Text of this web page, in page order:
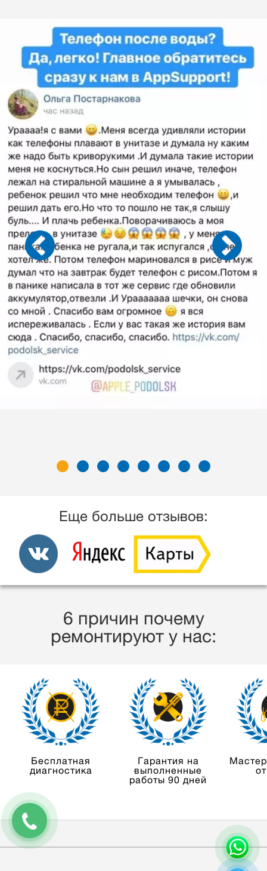
Еще больше отзывов:
6 причин почему
ремонтируют у нас:
Бесплатная
диагностика
Гарантия на
выполненные
работы 90 дней